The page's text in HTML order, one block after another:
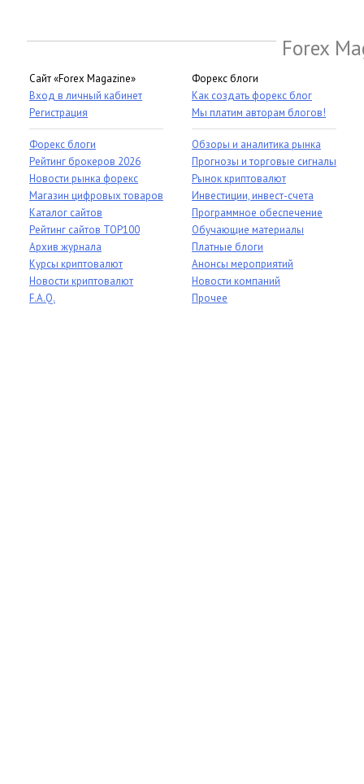
Forex
Сайт «Forex Magazine»
Вход в личный кабинет
Регистрация
Форекс блоги
Рейтинг брокеров 2026
Новости рынка форекс
Магазин цифровых товаров
Каталог сайтов
Рейтинг сайтов TOP100
Архив журнала
Курсы криптовалют
Новости криптовалют
F.A.Q.
Форекс блоги
Как создать форекс блог
Мы платим авторам блогов!
Обзоры и аналитика рынка
Прогнозы и торговые сигналы
Рынок криптовалют
Инвестиции, инвест-счета
Программное обеспечение
Обучающие материалы
Платные блоги
Анонсы мероприятий
Новости компаний
Прочее